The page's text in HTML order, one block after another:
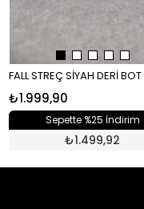
FALL STREÇ SİYAH DERİ
₺1.999,90
Sepette %25 İndirim
₺1.499,92